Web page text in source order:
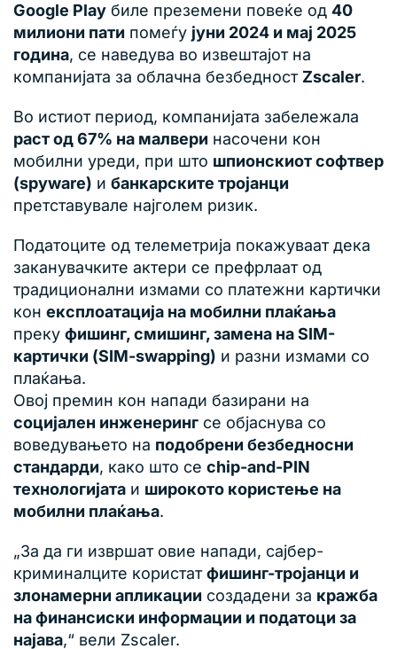
Google Play биле преземени повеќе од 40
милиони пати помеѓу јуни 2024 и мај 2025
година, се наведува во извештајот на
компанијата за облачна безбедност Zscaler.
Во истиот период, компанијата забележала
раст од 67% на малвери насочени кон
мобилни уреди, при што шпионскиот софтвер
(spyware) и банкарските тројанци
претставувале најголем ризик.
Податоците од телеметрија покажуваат дека
заканувачките актери се префрлаат од
традиционални измами со платежни картички
кон експлоатација на мобилни плаќања
преку фишинг, смишинг, замена на SIM-
картички (SIM-swapping) и разни измами со
плаќања.
Овој премин кон напади базирани на
социјален инженеринг се објаснува со
воведувањето на подобрени безбедносни
стандарди, како што се chip-and-PIN
технологијата и широкото користење на
мобилни плаќања.
„За да ги извршат овие напади, сајбер-
криминалците користатфишинг-тројанци и
злонамерни апликации создадени за кражба
на финансиски информации и податоци за
најава,“ вели Zscaler.